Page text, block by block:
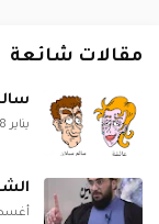
مقالات شائعة
يناير 08, 2022
أغسطس